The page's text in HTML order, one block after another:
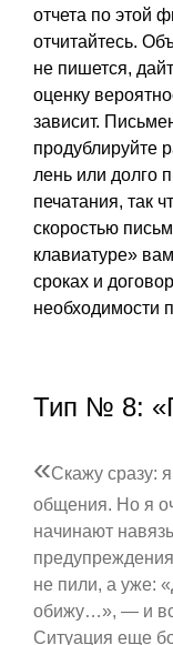
отчета по этой
отчитайтесь.
не пишется,
оценку
зависит.
продублируйте
лень или долго
печатания, так
скоростью
клавиатуре»
сроках и
необходимости
Тип № 8:
«Скажу сразу:
общения. Но я
начинают
не пили, а уже:
обижу…», — и
Ситуация еще